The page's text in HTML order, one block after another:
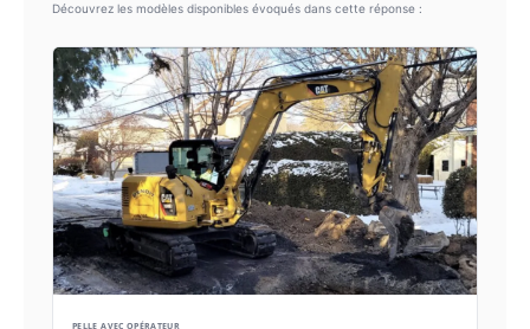
Découvrez les modèles disponibles évoqués dans cette réponse :
PELLE AVEC OPÉRATEUR